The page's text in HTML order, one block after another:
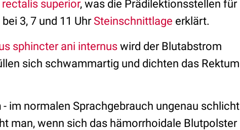
superior, was die Prädilektionsstellen für
3, 7 und 11 Uhr Steinschnittlage erklärt.
sphincter ani internus wird der Blutabstrom
sich schwammartig und dichten das Rektum
- im normalen Sprachgebrauch ungenau schlicht
man, wenn sich das hämorrhoidale Blutpolster